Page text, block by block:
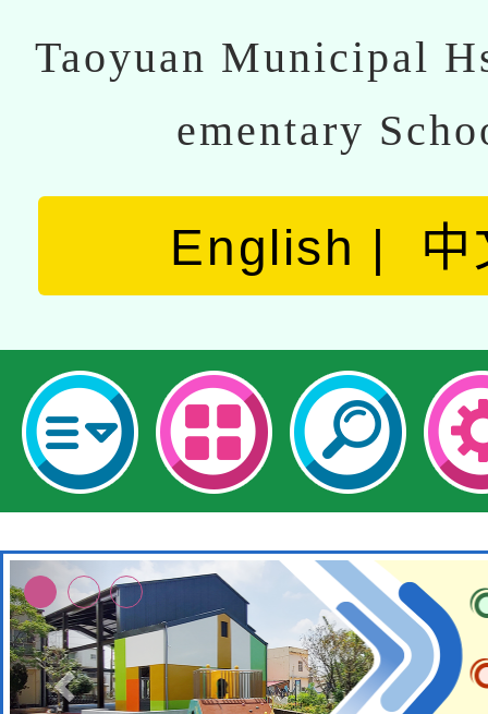
Taoyuan Municipal
ementary
English 中